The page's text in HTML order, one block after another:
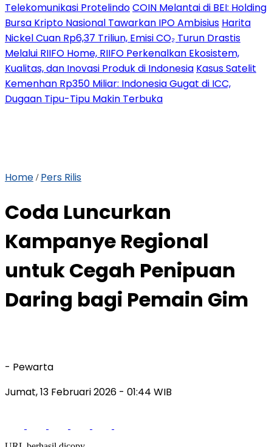
Telekomunikasi ProtelindoCOIN Melantai di BEI: Holding
Bursa Kripto Nasional Tawarkan IPO Ambisius Harita
Nickel Cuan Rp6,37 Triliun, Emisi CO₂ Turun Drastis
Melalui RIIFO Home, RIIFO Perkenalkan Ekosistem,
Kualitas, dan Inovasi Produk di Indonesia Kasus Satelit
Kemenhan Rp350 Miliar: Indonesia Gugat di ICC,
Dugaan Tipu-Tipu Makin Terbuka
Home / Pers Rilis
Coda Luncurkan
Kampanye Regional
untuk Cegah Penipuan
Daring bagi Pemain Gim
- Pewarta
Jumat, 13 Februari 2026 - 01:44 WIB